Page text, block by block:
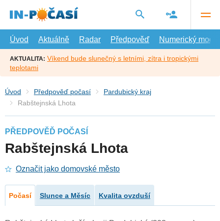
hlavní
Úvod
Aktuálně Radar Předpověď Numerický model
AKTUALITA: Víkend bude slunečný s letními, zítra i tropickými
teplotami
Úvod Předpověď počasí
Pardubický kraj
Rabštejnská Lhota
PŘEDPOVĚĎ POČASÍ
Rabštejnská Lhota
Označit jako domovské město
Počasí Slunce a Měsíc Kvalita ovzduší